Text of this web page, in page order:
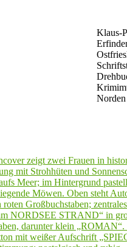
Klaus-
Norden